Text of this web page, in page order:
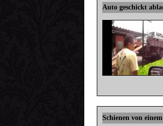
Auto geschickt
Schienen von